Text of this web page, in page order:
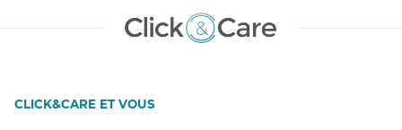
CLICK&CARE ET VOUS